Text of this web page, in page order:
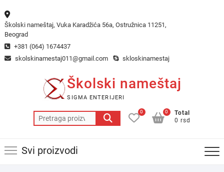
to
content
Školski nameštaj, Vuka Karadžića 56a, Ostružnica 11251,
Beograd
+381 (064) 1674437
skolskinamestaj011@gmail.com
skloskinamestaj
Školski nameštaj
SIGMA ENTERIJERI
Pretraga
za:
0
Total
0 rsd
0
Svi proizvodi